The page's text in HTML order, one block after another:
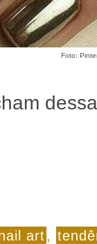
Foto:
art,